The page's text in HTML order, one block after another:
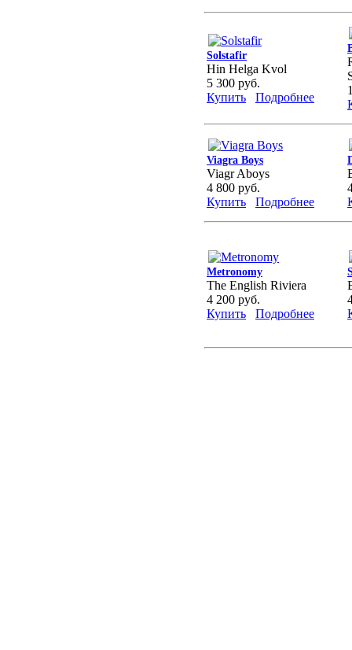
Solstafir
Hin Helga Kvol
5 300 руб.
Купить
Подробнее
Viagra Boys
Viagr Aboys
4 800 руб.
Купить
Подробнее
Metronomy
The English Riviera
4 200 руб.
Купить
Подробнее